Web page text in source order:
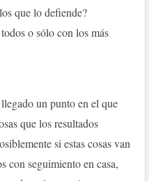
que lo defiende?
o sólo con los más
un punto en el que
que los resultados
si estas cosas van
con seguimiento en casa,